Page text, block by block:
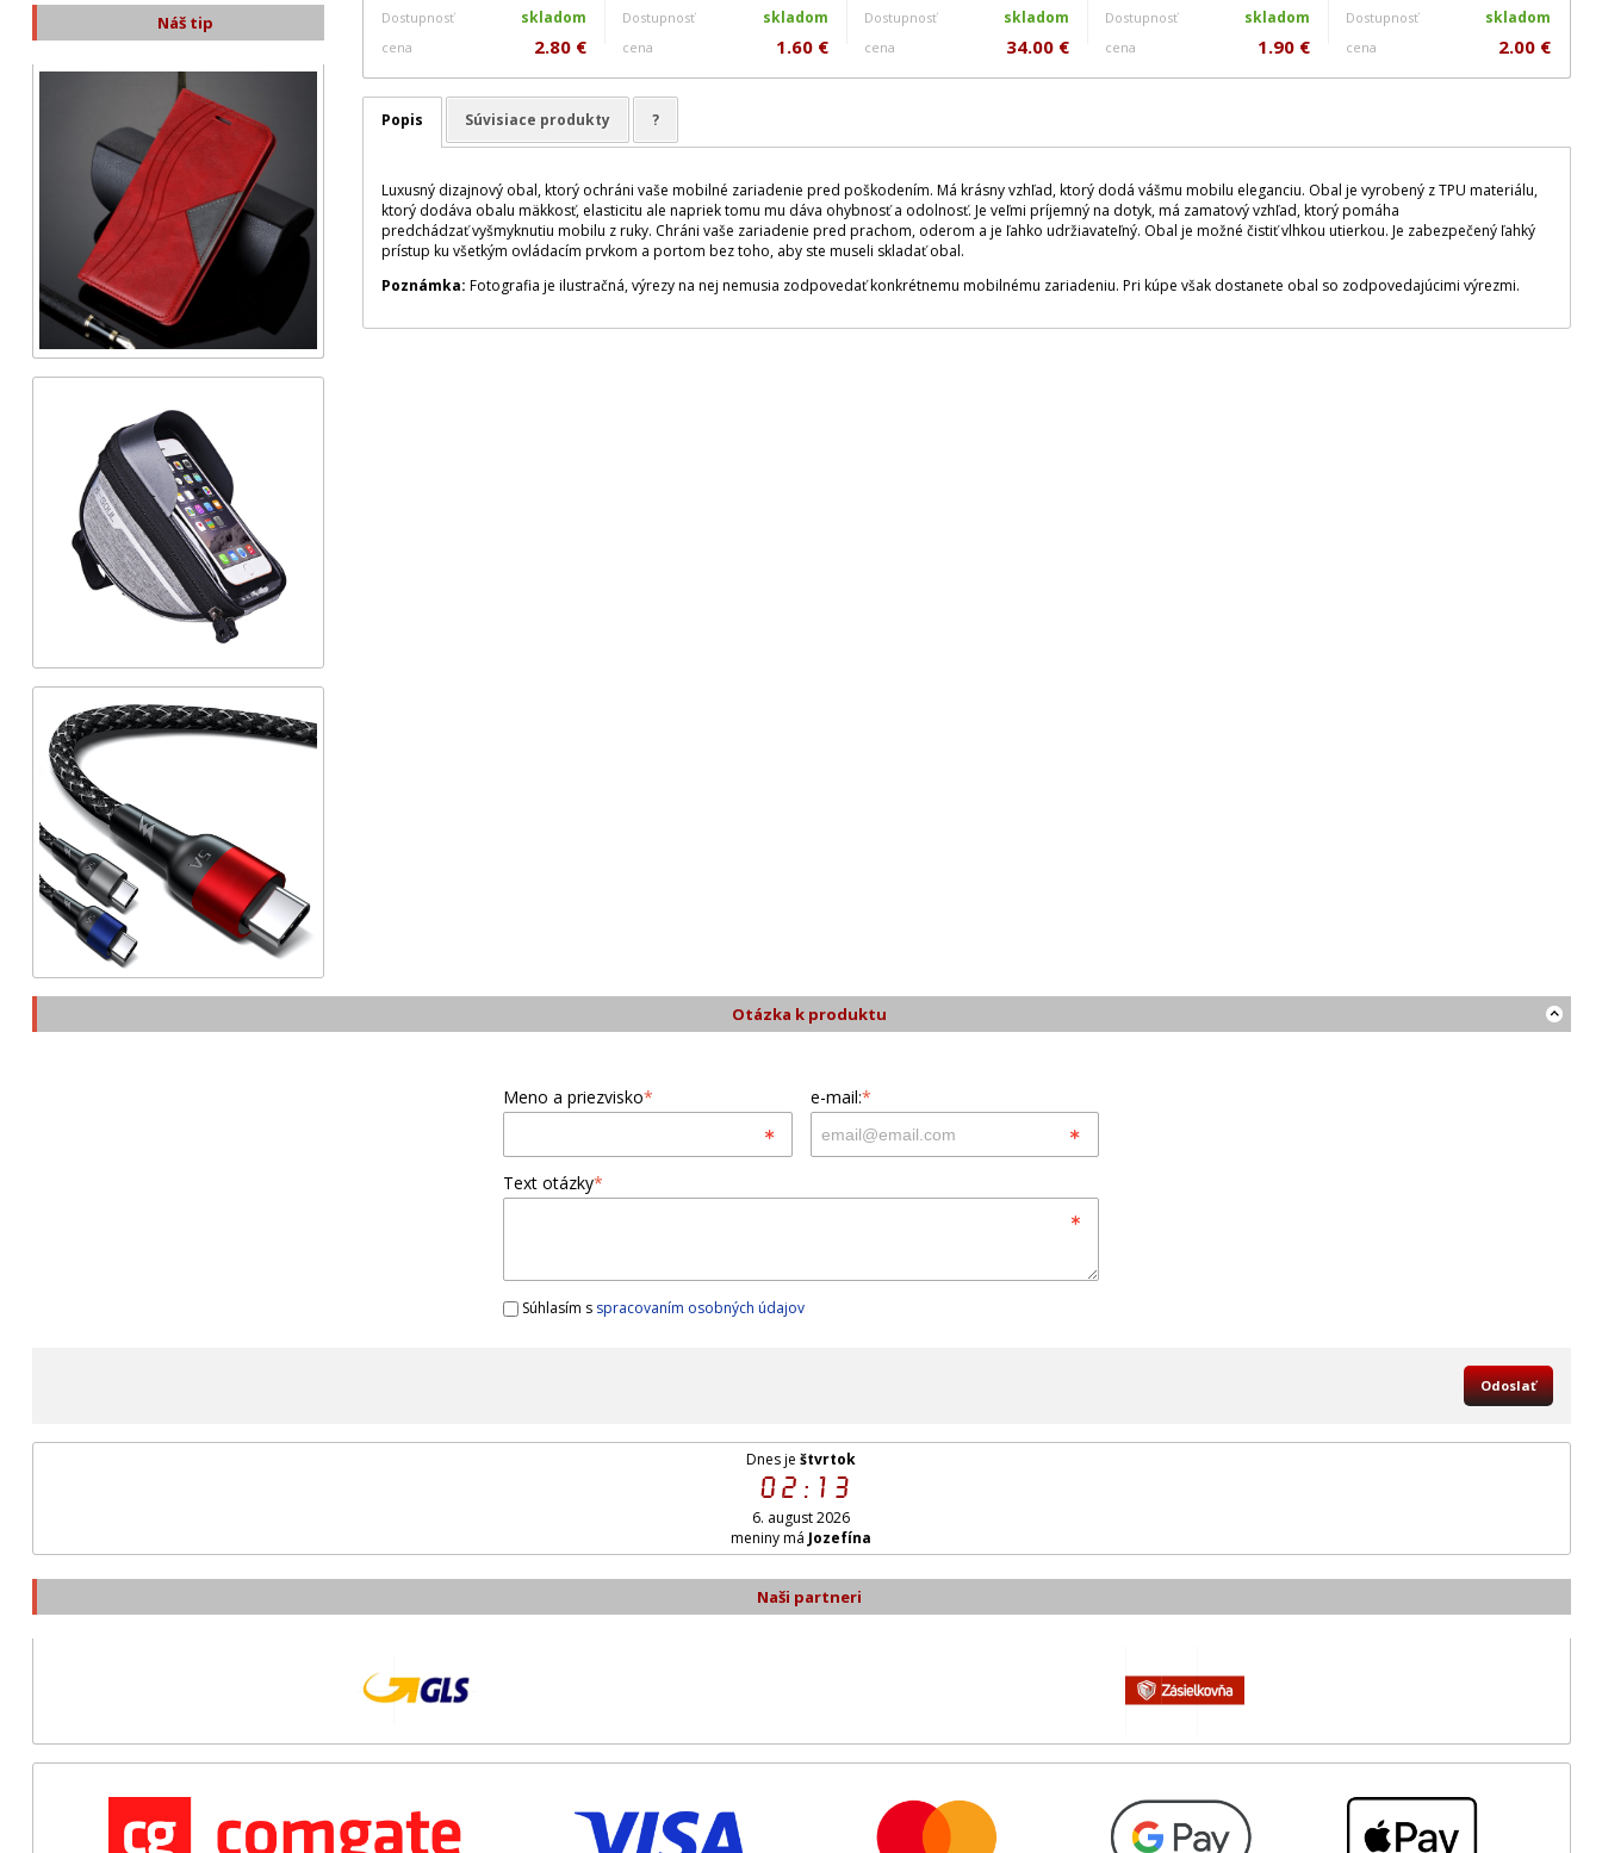
Náš tip Dostupnosť skladom
cena 2.80 €
Dostupnosť skladom
cena 1.60 €
Dostupnosť skladom
cena 34.00 €
Dostupnosť skladom
cena 1.90 €
Dostupnosť skladom
cena 2.00 €
Popis Súvisiace produkty ?
Luxusný dizajnový obal, ktorý ochráni vaše mobilné zariadenie pred poškodením. Má krásny vzhľad, ktorý dodá vášmu mobilu eleganciu. Obal je vyrobený z TPU materiálu,
ktorý dodáva obalu mäkkosť, elasticitu ale napriek tomu mu dáva ohybnosť a odolnosť. Je veľmi príjemný na dotyk, má zamatový vzhľad, ktorý pomáha
predchádzať vyšmyknutiu mobilu z ruky. Chráni vaše zariadenie pred prachom, oderom a je ľahko udržiavateľný. Obal je možné čistiť vlhkou utierkou. Je zabezpečený ľahký
prístup ku všetkým ovládacím prvkom a portom bez toho, aby ste museli skladať obal.
Poznámka: Fotografia je ilustračná, výrezy na nej nemusia zodpovedať konkrétnemu mobilnému zariadeniu. Pri kúpe však dostanete obal so zodpovedajúcimi výrezmi.
Otázka k produktu
Meno a priezvisko* e-mail:*
Text otázky*
Súhlasím s spracovaním osobných údajov
Odoslať
Dnes je štvrtok
02:13
6. august 2026
meniny má Jozefína
Naši partneri